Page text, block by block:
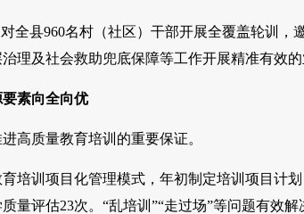
县960名村（社区）干部开展全覆盖轮训，
理及社会救助兜底保障等工作开展精准有效的
素向全向优
质量教育培训的重要保证。
训项目化管理模式，年初制定培训项目计划
量评估23次。“乱培训”“走过场”等问题有效